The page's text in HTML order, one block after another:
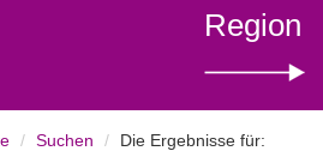
Region
Suchen
Die Ergebnisse für: